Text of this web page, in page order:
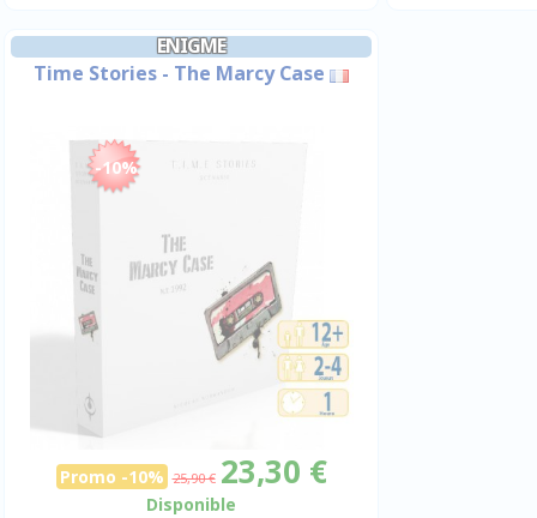
ENIGME
Time Stories - The Marcy Case
-10%
Promo -10% 25,90 € 23,30 €
Disponible